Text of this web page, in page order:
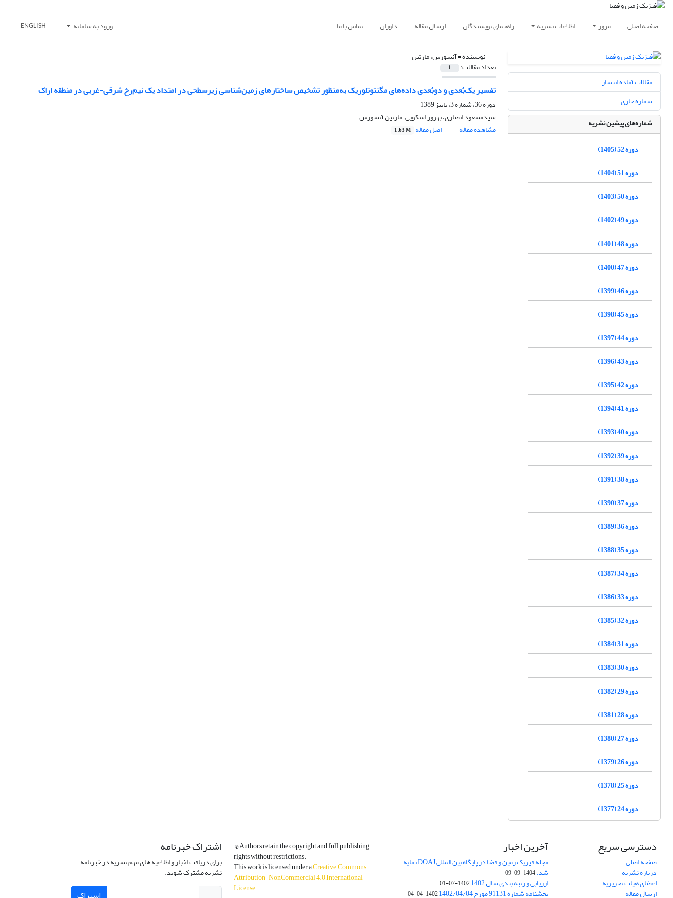
صفحه اصلی مرور اطلاعات نشریه راهنمای نویسندگان ارسال مقاله داوران تماس با ما ورود به سامانه ENGLISH
نویسنده =آنسورس، مارتین
تعداد مقالات: 1
تفسیر یک‌بُعدی و دوبُعدی داده‌های مگنتوتلوریک به‌منظور تشخیص ساختارهای زمین‌شناسی زیرسطحی در امتداد یک نیم‌رخ شرقی-غربی در منطقه اراک
دوره 36، شماره 3، پاییز 1389
سیدمسعود انصاری، بهروز اسکویی، مارتین آنسورس
مشاهده مقاله
اصل مقاله 1.63 M
مقالات آماده انتشار
شماره جاری
شماره‌های پیشین نشریه
دوره 52 (1405)
دوره 51 (1404)
دوره 50 (1403)
دوره 49 (1402)
دوره 48 (1401)
دوره 47 (1400)
دوره 46 (1399)
دوره 45 (1398)
دوره 44 (1397)
دوره 43 (1396)
دوره 42 (1395)
دوره 41 (1394)
دوره 40 (1393)
دوره 39 (1392)
دوره 38 (1391)
دوره 37 (1390)
دوره 36 (1389)
دوره 35 (1388)
دوره 34 (1387)
دوره 33 (1386)
دوره 32 (1385)
دوره 31 (1384)
دوره 30 (1383)
دوره 29 (1382)
دوره 28 (1381)
دوره 27 (1380)
دوره 26 (1379)
دوره 25 (1378)
دوره 24 (1377)
دسترسی سریع
صفحه اصلی
درباره نشریه
اعضای هیات تحریریه
ارسال مقاله
آخرین اخبار
مجله فیزیک زمین و فضا در پایگاه بین المللی DOAJ نمایه
شد.1404-09-09
ارزیابی و رتبه بندی سال 1402 1402-07-01
بخشنامه شماره 91131 مورخ 1402/04/04 1402-04-04
© Authors retain the copyright and full publishing
rights without restrictions.
This work is licensed under aCreative Commons
Attribution-NonCommercial 4.0 International
License.
اشتراک خبرنامه
برای دریافت اخبار و اطلاعیه های مهم نشریه در خبرنامه
نشریه مشترک شوید.